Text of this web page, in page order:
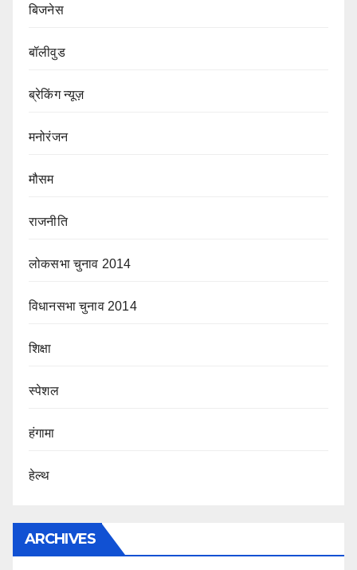
बिजनेस
बॉलीवुड
ब्रेकिंग न्यूज़
मनोरंजन
मौसम
राजनीति
लोकसभा चुनाव 2014
विधानसभा चुनाव 2014
शिक्षा
स्पेशल
हंगामा
हेल्थ
ARCHIVES